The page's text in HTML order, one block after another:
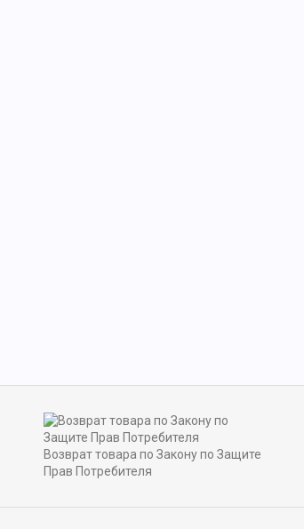
Возврат товара по Закону по Защите
Прав Потребителя